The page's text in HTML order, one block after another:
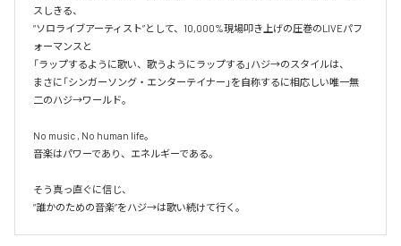
スしきる、
“ソロライブアーティスト”として、10,000%現場叩き上げの圧巻のLIVEパフ
ォーマンスと
「ラップするように歌い、歌うようにラップする」ハジ→のスタイルは、
まさに「シンガーソング・エンターテイナー」を自称するに相応しい唯一無
二のハジ→ワールド。
No music , No human life。
音楽はパワーであり、エネルギーである。
そう真っ直ぐに信じ、